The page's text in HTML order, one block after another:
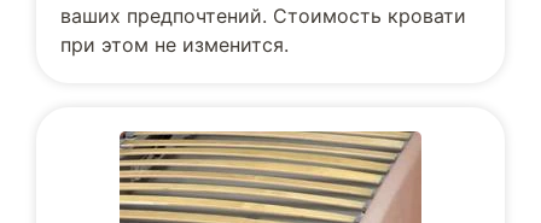
ваших предпочтений. Стоимость кровати
при этом не изменится.